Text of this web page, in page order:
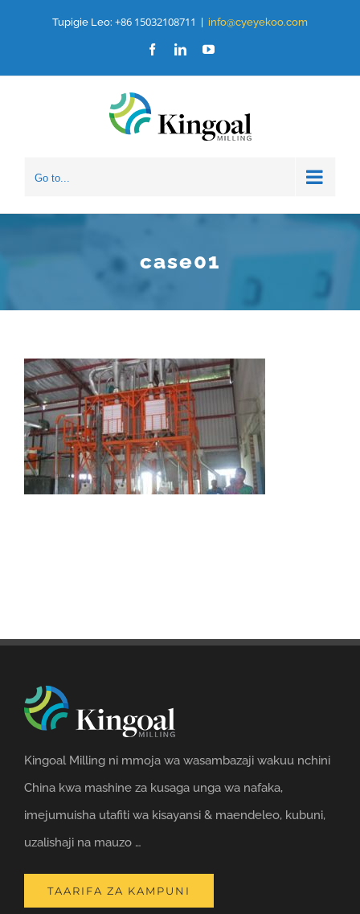
Tupigie Leo: +86 15032108711 info@cyeyekoo.com
FacebookLinkedInYouTube
Go to...
case01
Kingoal Milling ni mmoja wa wasambazaji wakuu nchini
China kwa mashine za kusaga unga wa nafaka,
imejumuisha utafiti wa kisayansi & maendeleo, kubuni,
uzalishaji na mauzo …
TAARIFA ZA KAMPUNI